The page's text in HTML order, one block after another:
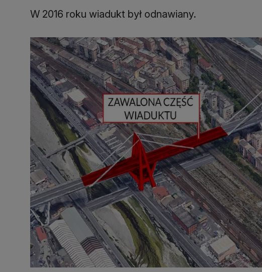
W 2016 roku wiadukt był odnawiany.